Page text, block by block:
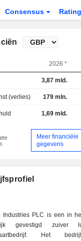
Consensus
2026 *
3,87 mld.
(verlies) 179 mln.
1,69 mld.
Meer financiële
gegevens
Industries PLC is een in
gevestigd zuiver
Het